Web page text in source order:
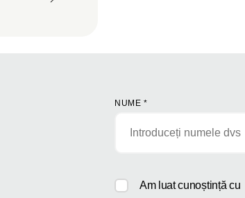
NUME *
Am luat cunoștință cu